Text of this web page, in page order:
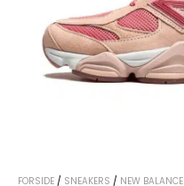
FORSIDE / SNEAKERS / NEW BALANCE